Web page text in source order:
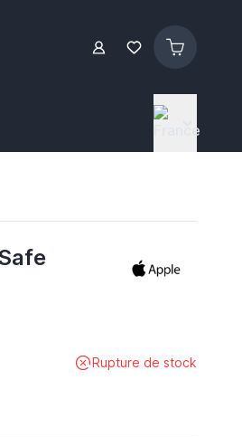
Rupture de stock